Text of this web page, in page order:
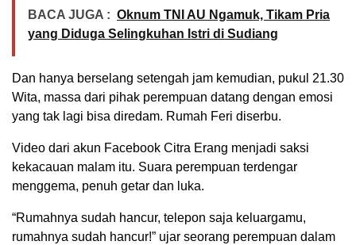
BACA JUGA : Oknum TNI AU Ngamuk, Tikam Pria
yang Diduga Selingkuhan Istri di Sudiang
Dan hanya berselang setengah jam kemudian, pukul 21.30
Wita, massa dari pihak perempuan datang dengan emosi
yang tak lagi bisa diredam. Rumah Feri diserbu.
Video dari akun Facebook Citra Erang menjadi saksi
kekacauan malam itu. Suara perempuan terdengar
menggema, penuh getar dan luka.
“Rumahnya sudah hancur, telepon saja keluargamu,
rumahnya sudah hancur!” ujar seorang perempuan dalam